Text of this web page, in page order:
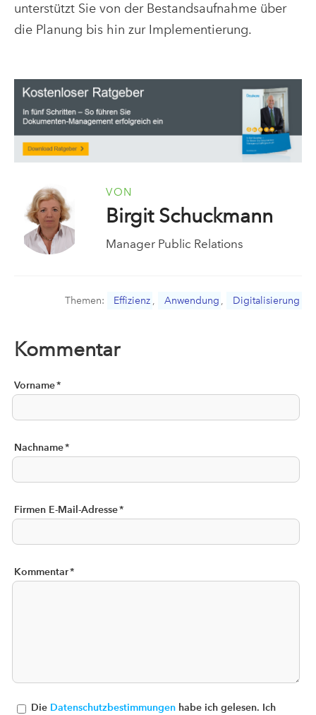
unterstützt Sie von der Bestandsaufnahme über
die Planung bis hin zur Implementierung.
VON
Birgit Schuckmann
Manager Public Relations
Themen: Effizienz , Anwendung , Digitalisierung
Kommentar
Vorname*
Nachname*
Firmen E-Mail-Adresse*
Kommentar*
Die Datenschutzbestimmungen habe ich gelesen. Ich